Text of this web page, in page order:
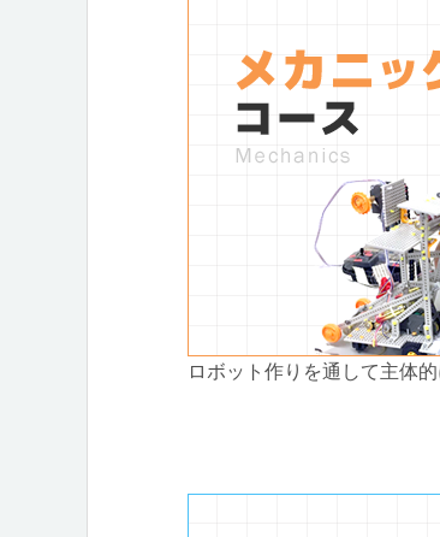
ロボット作りを通して主体